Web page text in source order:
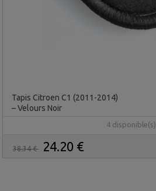
Tapis Citroen C1 (2011-2014)
– Velours Noir
4 disponible(s)
38.34 € 24.20 €